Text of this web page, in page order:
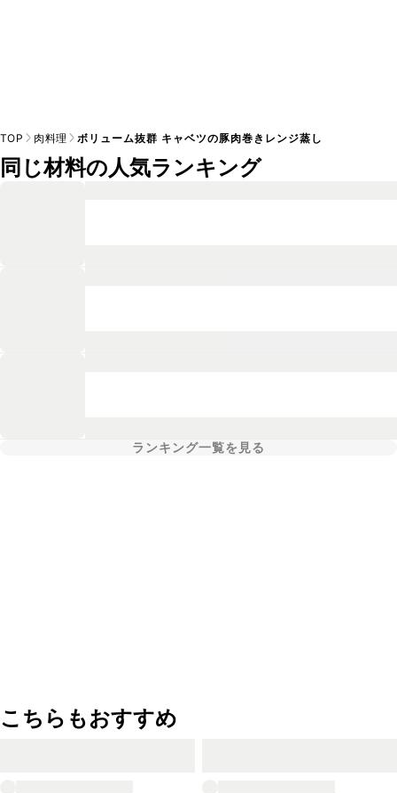
TOP 肉料理 ボリューム抜群 キャベツの豚肉巻きレンジ蒸し
同じ材料の人気ランキング
ランキング一覧を見る
こちらもおすすめ